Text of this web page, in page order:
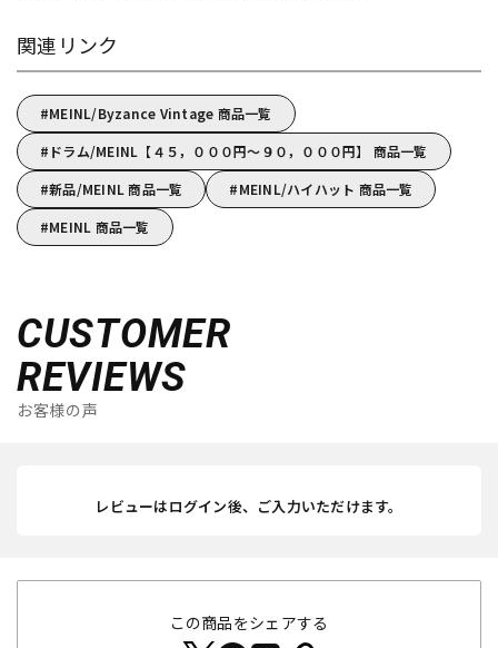
関連リンク
MEINL/Byzance Vintage 商品一覧
ドラム/MEINL【４５，０００円～９０，０００円】 商品一覧
新品/MEINL 商品一覧
MEINL/ハイハット 商品一覧
MEINL 商品一覧
CUSTOMER
REVIEWS
お客様の声
レビューはログイン後、ご入力いただけます。
この商品をシェアする